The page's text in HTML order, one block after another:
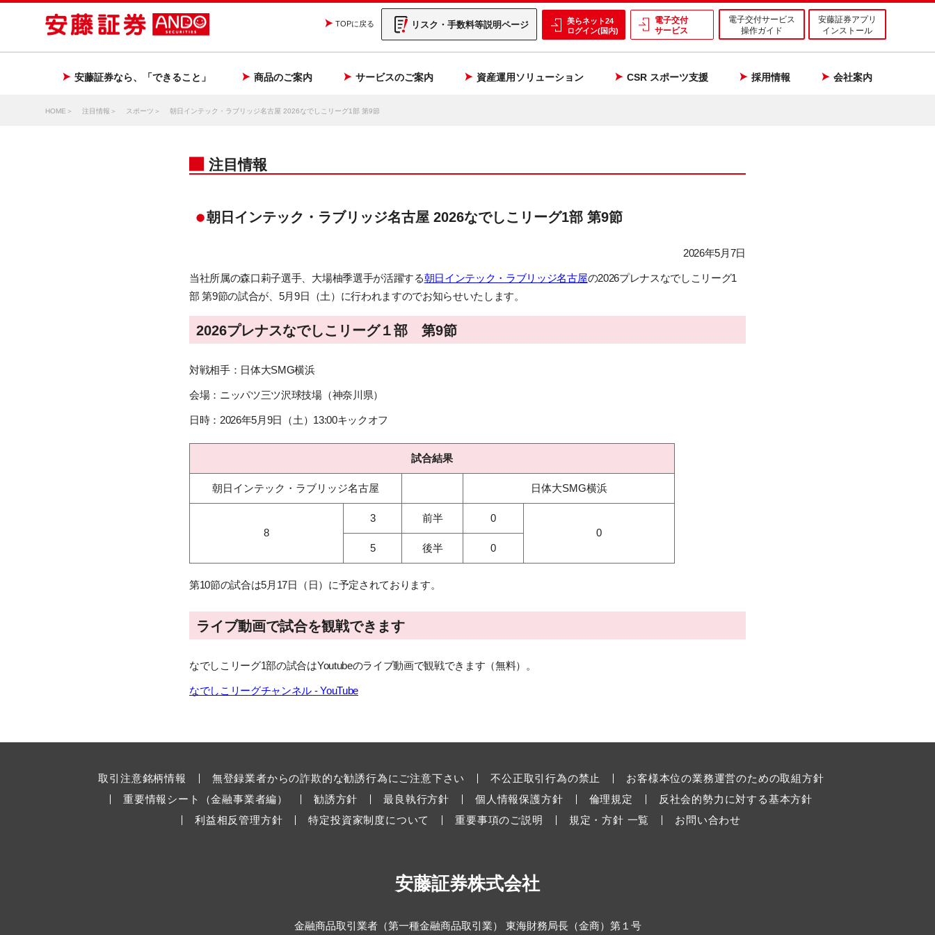
TOPに戻る リスク・手数料等説明ページ
美らネット24
ログイン(国内)
電子交付
サービス
電子交付サービス
操作ガイド
安藤証券アプリ
インストール
安藤証券なら、「できること」 商品のご案内 サービスのご案内 資産運用ソリューション CSR スポーツ支援 採用情報 会社案内
HOME 注目情報 スポーツ 朝日インテック・ラブリッジ名古屋 2026なでしこリーグ1部 第9節
注目情報
朝日インテック・ラブリッジ名古屋 2026なでしこリーグ1部 第9節
2026年5月7日
当社所属の森口莉子選手、大場柚季選手が活躍する朝日インテック・ラブリッジ名古屋の2026プレナスなでしこリーグ1
部 第9節の試合が、5月9日（土）に行われますのでお知らせいたします。
2026プレナスなでしこリーグ１部 第9節
対戦相手：日体大SMG横浜
会場：ニッパツ三ツ沢球技場（神奈川県）
日時：2026年5月9日（土）13:00キックオフ
試合結果
朝日インテック・ラブリッジ名古屋 日体大SMG横浜
8
3 前半
0
0
5
後半 0
第10節の試合は5月17日（日）に予定されております。
ライブ動画で試合を観戦できます
なでしこリーグ1部の試合はYoutubeのライブ動画で観戦できます（無料）。
なでしこリーグチャンネル - YouTube
取引注意銘柄情報 無登録業者からの詐欺的な勧誘行為にご注意下さい 不公正取引行為の禁止
お客様本位の業務運営のための取組方針
重要情報シート（金融事業者編）
勧誘方針 最良執行方針 個人情報保護方針 倫理規定
反社会的勢力に対する基本方針
利益相反管理方針
特定投資家制度について 重要事項のご説明 規定・方針 一覧 お問い合わせ
安藤証券株式会社
金融商品取引業者（第一種金融商品取引業） 東海財務局長（金商）第１号